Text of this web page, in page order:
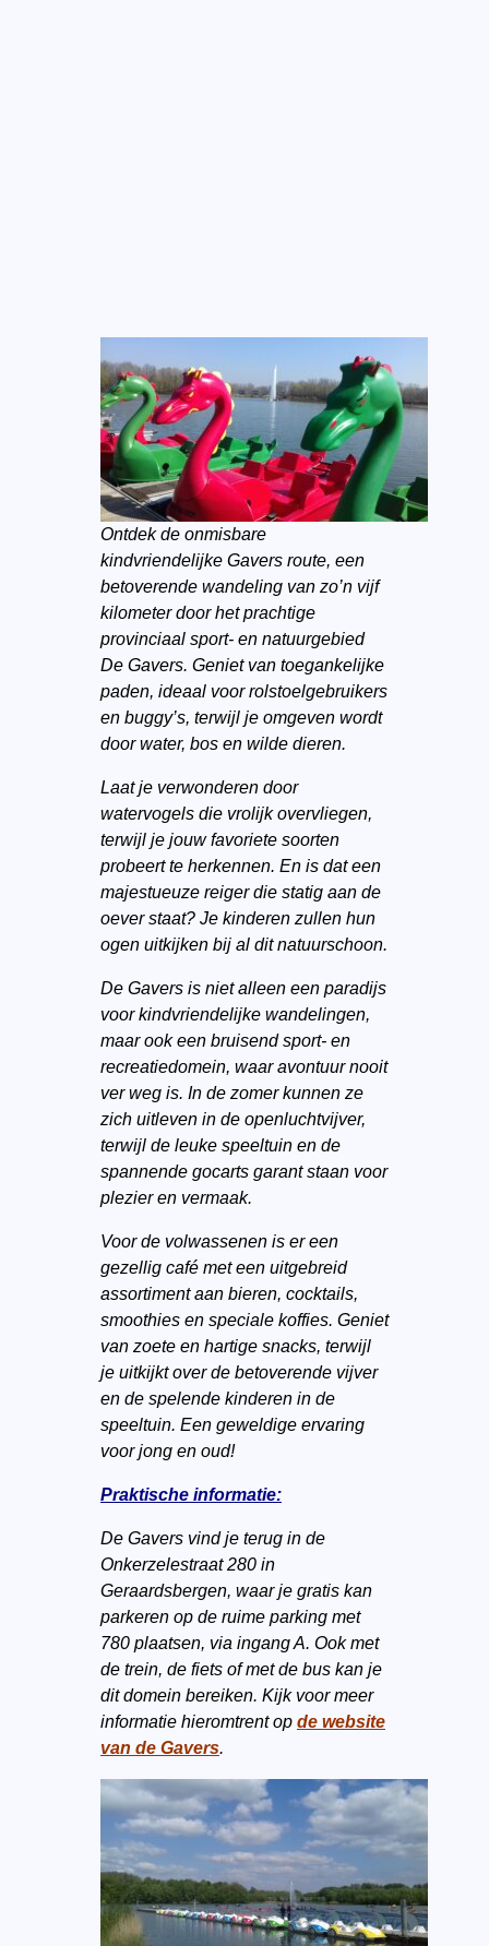
Ontdek de onmisbare
kindvriendelijke Gavers route, een
betoverende wandeling van zo’n vijf
kilometer door het prachtige
provinciaal sport- en natuurgebied
De Gavers. Geniet van toegankelijke
paden, ideaal voor rolstoelgebruikers
en buggy’s, terwijl je omgeven wordt
door water, bos en wilde dieren.
Laat je verwonderen door
watervogels die vrolijk overvliegen,
terwijl je jouw favoriete soorten
probeert te herkennen. En is dat een
majestueuze reiger die statig aan de
oever staat? Je kinderen zullen hun
ogen uitkijken bij al dit natuurschoon.
De Gavers is niet alleen een paradijs
voor kindvriendelijke wandelingen,
maar ook een bruisend sport- en
recreatiedomein, waar avontuur nooit
ver weg is. In de zomer kunnen ze
zich uitleven in de openluchtvijver,
terwijl de leuke speeltuin en de
spannende gocarts garant staan voor
plezier en vermaak.
Voor de volwassenen is er een
gezellig café met een uitgebreid
assortiment aan bieren, cocktails,
smoothies en speciale koffies. Geniet
van zoete en hartige snacks, terwijl
je uitkijkt over de betoverende vijver
en de spelende kinderen in de
speeltuin. Een geweldige ervaring
voor jong en oud!
Praktische informatie:
De Gavers vind je terug in de
Onkerzelestraat 280 in
Geraardsbergen, waar je gratis kan
parkeren op de ruime parking met
780 plaatsen, via ingang A. Ook met
de trein, de fiets of met de bus kan je
dit domein bereiken. Kijk voor meer
informatie hieromtrent op de website
van de Gavers.